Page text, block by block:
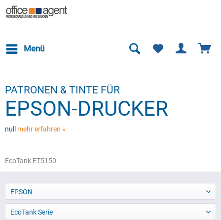
Menü
PATRONEN & TINTE FÜR
EPSON-DRUCKER
null mehr erfahren »
EcoTank ET5150
EPSON
EcoTank Serie